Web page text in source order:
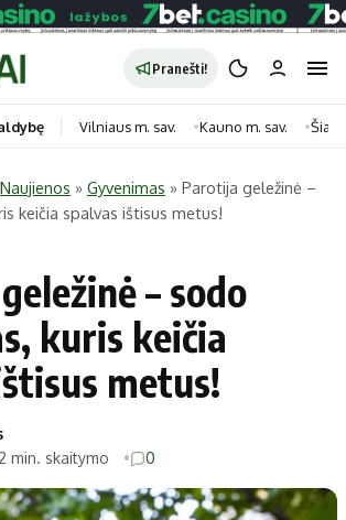
Pranešti!
Kategorijos
Gyvenimas
Horoskopai
Maistas
Technologijos
Indėlių palūkanos
Vilniaus m. sav. Kauno m. sav.
Naujienos » Gyvenimas » Parotija geležinė –
keičia spalvas ištisus metus!
– sodo
kuris keičia
metus!
2 min. skaitymo 0